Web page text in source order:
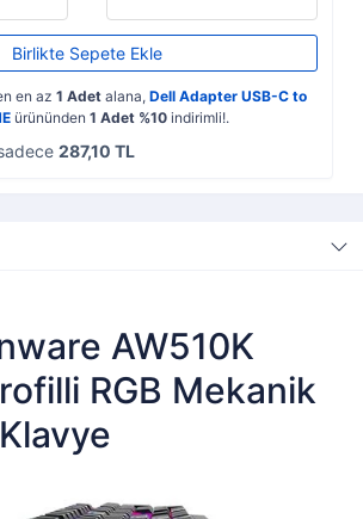
Birlikte Sepete Ekle
en az 1 Adet alana, Dell Adapter USB-C to
ürününden 1 Adet %10 indirimli!.
287,10 TL
AW510K
RGB Mekanik